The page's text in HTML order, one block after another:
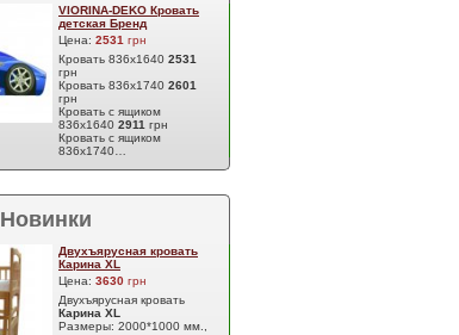
VIORINA-DEKO Кровать
детская Бренд
Цена: 2531 грн
Кровать 836х1640 2531
грн
Кровать 836х1740 2601
грн
Кровать с ящиком
836х1640 2911 грн
Кровать с ящиком
836х1740…
Новинки
Двухъярусная кровать
Карина XL
Цена: 3630 грн
Двухъярусная кровать
Карина XL
Размеры: 2000*1000 мм.,